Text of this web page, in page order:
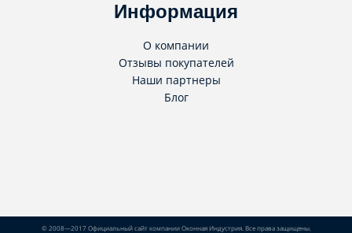
Информация
О компании
Отзывы покупателей
Наши партнеры
Блог
© 2008—2017 Официальный сайт компании Оконная Индустрия. Все права защищены.